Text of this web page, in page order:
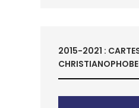
2015-2021 :